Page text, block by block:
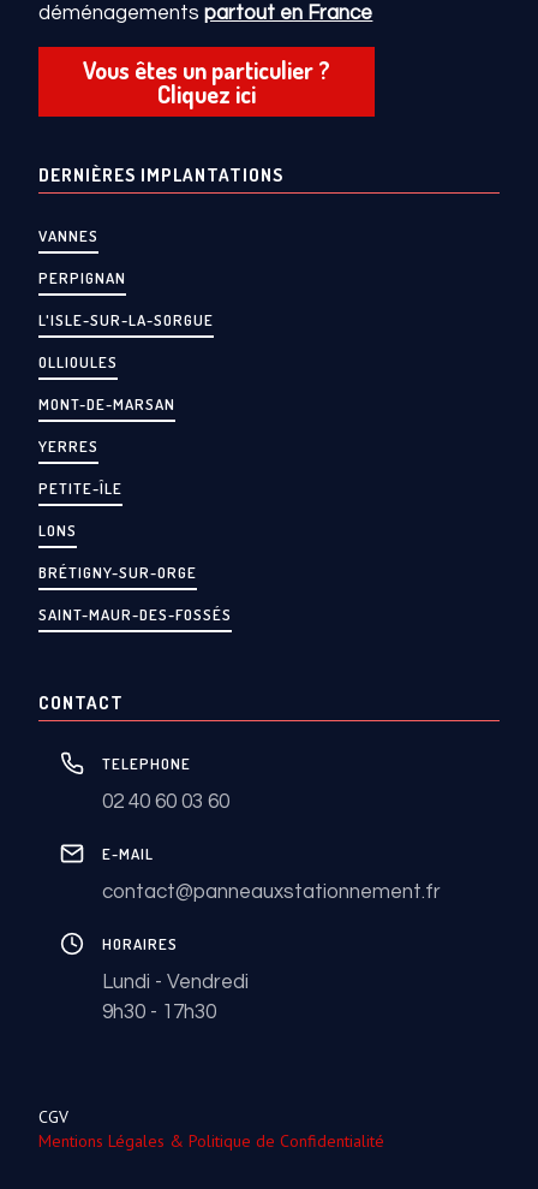
déménagementspartout en France
Vous êtes un particulier ?
Cliquez ici
DERNIÈRES IMPLANTATIONS
VANNES
PERPIGNAN
L'ISLE-SUR-LA-SORGUE
OLLIOULES
MONT-DE-MARSAN
YERRES
PETITE-ÎLE
LONS
BRÉTIGNY-SUR-ORGE
SAINT-MAUR-DES-FOSSÉS
CONTACT
TELEPHONE
02 40 60 03 60
E-MAIL
contact@panneauxstationnement.fr
HORAIRES
Lundi - Vendredi
9h30 - 17h30
CGV
Mentions Légales & Politique de Confidentialité